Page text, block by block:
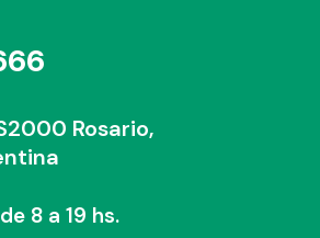
Rosario,
8 a 19 hs.